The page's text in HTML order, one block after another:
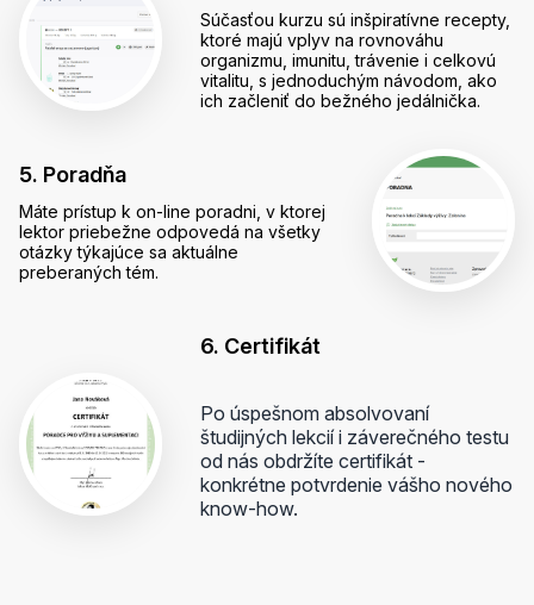
Súčasťou kurzu sú inšpiratívne recepty,
ktoré majú vplyv na rovnováhu
organizmu, imunitu, trávenie i celkovú
vitalitu, s jednoduchým návodom, ako
ich začleniť do bežného jedálnička.
5. Poradňa
Máte prístup k on-line poradni, v ktorej
lektor priebežne odpovedá na všetky
otázky týkajúce sa aktuálne
preberaných tém.
6. Certifikát
Po úspešnom absolvovaní
študijných lekcií i záverečného testu
od nás obdržíte certifikát -
konkrétne potvrdenie vášho nového
know-how.